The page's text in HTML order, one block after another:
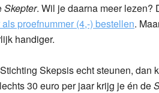
Skepter. Wil je daarna meer lezen?
als proefnummer (4,-) bestellen.
handiger.
Skepsis echt steunen, dan
30 euro per jaar krijg je én de